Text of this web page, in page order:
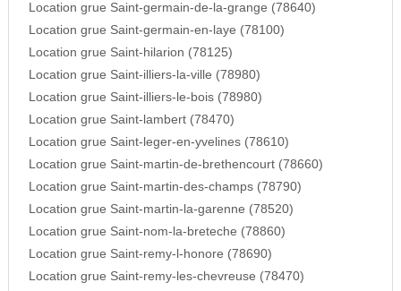
Location grue Saint-germain-de-la-grange (78640)
Location grue Saint-germain-en-laye (78100)
Location grue Saint-hilarion (78125)
Location grue Saint-illiers-la-ville (78980)
Location grue Saint-illiers-le-bois (78980)
Location grue Saint-lambert (78470)
Location grue Saint-leger-en-yvelines (78610)
Location grue Saint-martin-de-brethencourt (78660)
Location grue Saint-martin-des-champs (78790)
Location grue Saint-martin-la-garenne (78520)
Location grue Saint-nom-la-breteche (78860)
Location grue Saint-remy-l-honore (78690)
Location grue Saint-remy-les-chevreuse (78470)